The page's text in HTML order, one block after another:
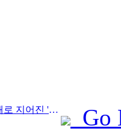
Prev:난징 현무호 풍경구에 새로 지어진 '진링 시관'을 포함한 4개의 문화 공간이 공식적으로 개장했습니다. Go